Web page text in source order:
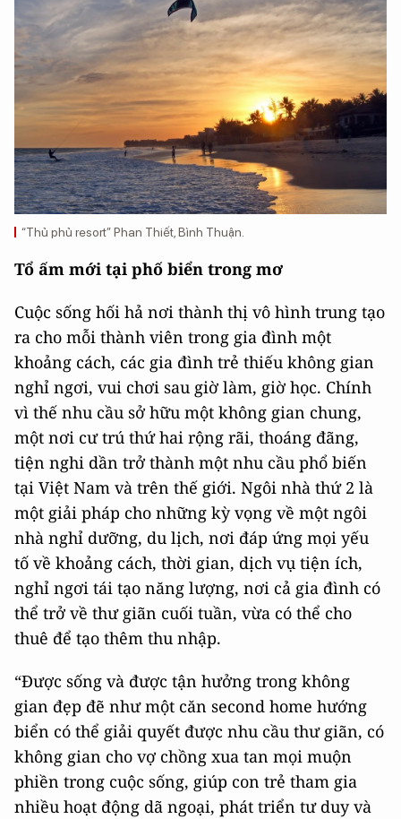
“Thủ phủ resort” Phan Thiết, Bình Thuận.
Tổ ấm mới tại phố biển trong mơ
Cuộc sống hối hả nơi thành thị vô hình trung tạo
ra cho mỗi thành viên trong gia đình một
khoảng cách, các gia đình trẻ thiếu không gian
nghỉ ngơi, vui chơi sau giờ làm, giờ học. Chính
vì thế nhu cầu sở hữu một không gian chung,
một nơi cư trú thứ hai rộng rãi, thoáng đãng,
tiện nghi dần trở thành một nhu cầu phổ biến
tại Việt Nam và trên thế giới. Ngôi nhà thứ 2 là
một giải pháp cho những kỳ vọng về một ngôi
nhà nghỉ dưỡng, du lịch, nơi đáp ứng mọi yếu
tố về khoảng cách, thời gian, dịch vụ tiện ích,
nghỉ ngơi tái tạo năng lượng, nơi cả gia đình có
thể trở về thư giãn cuối tuần, vừa có thể cho
thuê để tạo thêm thu nhập.
“Được sống và được tận hưởng trong không
gian đẹp đẽ như một căn second home hướng
biển có thể giải quyết được nhu cầu thư giãn, có
không gian cho vợ chồng xua tan mọi muộn
phiền trong cuộc sống, giúp con trẻ tham gia
nhiều hoạt động dã ngoại, phát triển tư duy và